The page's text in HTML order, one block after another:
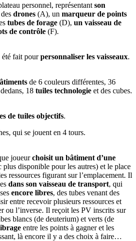
personnel, représentant son
drones (A), un marqueur de points
tubes de forage (D), un vaisseau de
de contrôle (F).
été fait pourpersonnaliser les vaisseaux.
de 6 couleurs différentes, 36
18 tuiles technologie et des cubes.
de tuiles objectifs.
qui se jouent en 4 tours.
joueurchoisit un bâtiment d’une
plus disponible pour les autres) et le place
ressources figurant sur l’emplacement. Il
dans son vaisseau de transport, qui
encore libres, des tubes venant des
entre recevoir plusieurs ressources et
ou l’inverse. Il reçoit les PV inscrits sur
blancs (de deuterium) et verts (de
entre les points à gagner et les
là encore il y a des choix à faire…